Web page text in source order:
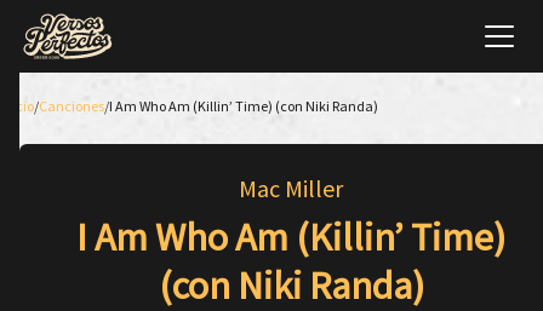
Inicio/Canciones/I Am Who Am (Killin’ Time) (con Niki Randa)
Mac Miller
I Am Who Am (Killin’ Time)
(con Niki Randa)